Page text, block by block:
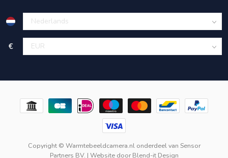
€
Copyright © Warmtebeeldcamera.nl onderdeel van Sensor
Partners BV. | Website doorBlend-it Design